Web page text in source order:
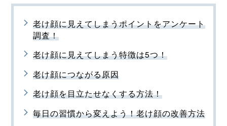
老け顔に見えてしまうポイントをアンケート
調査！
老け顔に見えてしまう特徴は5つ！
老け顔につながる原因
老け顔を目立たせなくする方法！
毎日の習慣から変えよう！老け顔の改善方法